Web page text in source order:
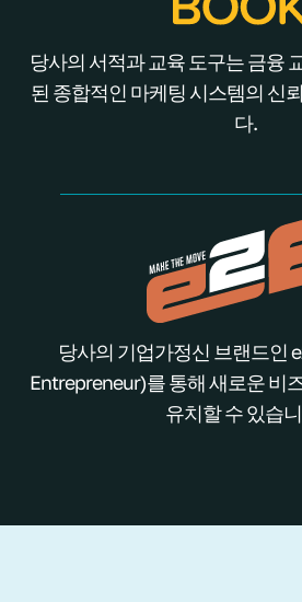
당사의 서적과 교육 도구는 금융
된 종합적인 마케팅 시스템의 신
다.
당사의 기업가정신 브랜드인
Entrepreneur)를 통해 새로운 비
유치할 수 있습